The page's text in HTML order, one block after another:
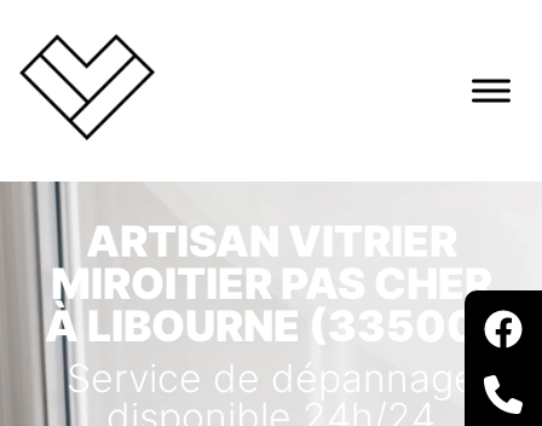
ARTISAN VITRIER
MIROITIER PAS CHER
À LIBOURNE (33500)
Service de dépannage